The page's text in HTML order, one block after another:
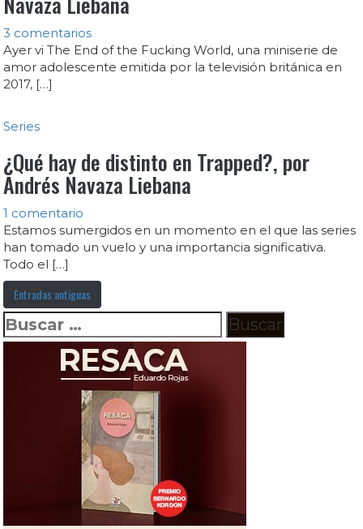
3 comentarios
Ayer vi The End of the Fucking World, una miniserie de
amor adolescente emitida por la televisión británica en
2017, […]
Series
¿Qué hay de distinto en Trapped?, por
Andrés Navaza Liebana
1 comentario
Estamos sumergidos en un momento en el que las series
han tomado un vuelo y una importancia significativa.
Todo el […]
Entradas antiguas
Buscar: